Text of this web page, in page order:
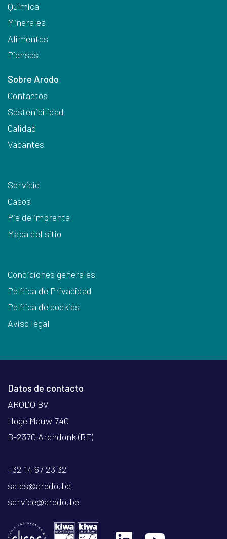
Química
Minerales
Alimentos
Piensos
Sobre Arodo
Contactos
Sostenibilidad
Calidad
Vacantes
Servicio
Casos
Pie de imprenta
Mapa del sitio
Condiciones generales
Política de Privacidad
Política de cookies
Aviso legal
Datos de contacto
ARODO BV
Hoge Mauw 740
B-2370 Arendonk (BE)
+32 14 67 23 32
sales@arodo.be
service@arodo.be